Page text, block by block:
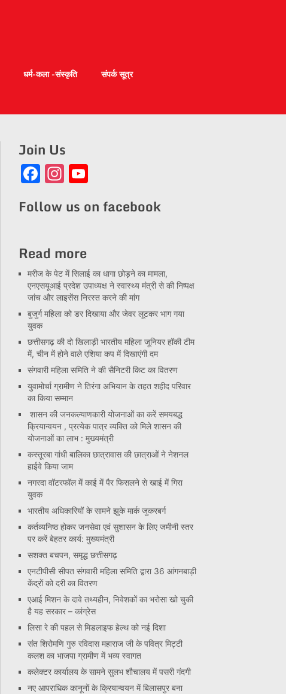
धर्म-कला -संस्कृति
संपर्क सूत्र
Join Us
Facebook
Instagram
Follow us on facebook
Read more
मरीज के पेट में सिलाई का धागा छोड़ने का मामला,
एनएसयूआई प्रदेश उपाध्यक्ष ने स्वास्थ्य मंत्री से की निष्पक्ष
जांच और लाइसेंस निरस्त करने की मांग
बुजुर्ग महिला को डर दिखाया और जेवर लूटकर भाग गया
युवक
छत्तीसगढ़ की दो खिलाड़ी भारतीय महिला जूनियर हॉकी टीम
में, चीन में होने वाले एशिया कप में दिखाएंगी दम
संगवारी महिला समिति ने की सैनिटरी किट का वितरण
युवामोर्चा ग्रामीण ने तिरंगा अभियान के तहत शहीद परिवार
का किया सम्मान
शासन की जनकल्याणकारी योजनाओं का करें समयबद्ध
क्रियान्वयन , प्रत्येक पात्र व्यक्ति को मिले शासन की
योजनाओं का लाभ : मुख्यमंत्री
कस्तूरबा गांधी बालिका छात्रावास की छात्राओं ने नेशनल
हाईवे किया जाम
नगरदा वॉटरफॉल में काई में पैर फिसलने से खाई में गिरा
युवक
भारतीय अधिकारियों के सामने झुके मार्क जुकरबर्ग
कर्तव्यनिष्ठ होकर जनसेवा एवं सुशासन के लिए जमीनी स्तर
पर करें बेहतर कार्य: मुख्यमंत्री
सशक्त बचपन, समृद्ध छत्तीसगढ़
एनटीपीसी सीपत संगवारी महिला समिति द्वारा 36 आंगनबाड़ी
केंद्रों को दरी का वितरण
एआई मिशन के दावे तथ्यहीन, निवेशकों का भरोसा खो चुकी
है यह सरकार – कांग्रेस
लिसा रे की पहल से मिडलाइफ हेल्थ को नई दिशा
संत शिरोमणि गुरु रविदास महाराज जी के पवित्र मिट्टी
कलश का भाजपा ग्रामीण में भव्य स्वागत
कलेक्टर कार्यालय के सामने सुलभ शौचालय में पसरी गंदगी
नए आपराधिक कानूनों के क्रियान्वयन में बिलासपुर बना